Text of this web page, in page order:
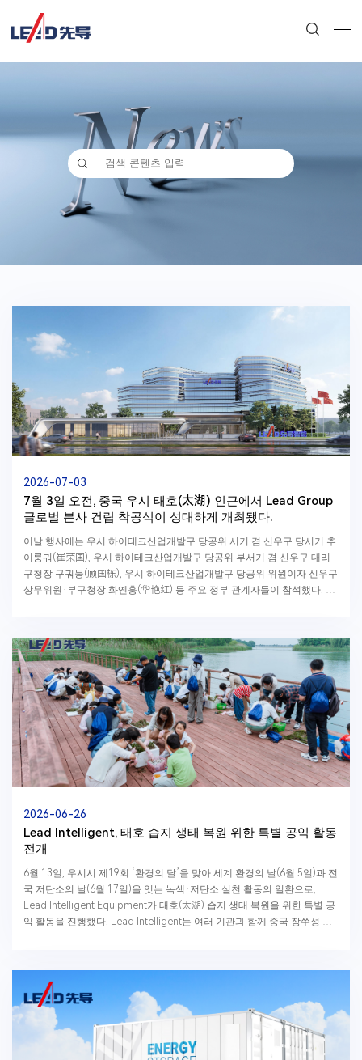
2026-07-03
7월 3일 오전, 중국 우시 태호(太湖) 인근에서 Lead Group
글로벌 본사 건립 착공식이 성대하게 개최됐다.
이날 행사에는 우시 하이테크산업개발구 당공위 서기 겸 신우구 당서기 추
이룽궈(崔荣国), 우시 하이테크산업개발구 당공위 부서기 겸 신우구 대리
구청장 구궈둥(顾国栋), 우시 하이테크산업개발구 당공위 위원이자 신우구
상무위원·부구청장 화옌훙(华艳红) 등 주요 정부 관계자들이 참석했다. 또
2026-06-26
Lead Intelligent, 태호 습지 생태 복원 위한 특별 공익 활동
전개
6월 13일, 우시시 제19회 ‘환경의 달’을 맞아 세계 환경의 날(6월 5일)과 전
국 저탄소의 날(6월 17일)을 잇는 녹색·저탄소 실천 활동의 일환으로,
Lead Intelligent Equipment가 태호(太湖) 습지 생태 복원을 위한 특별 공
익 활동을 진행했다. Lead Intelligent는 여러 기관과 함께 중국 장쑤성 우